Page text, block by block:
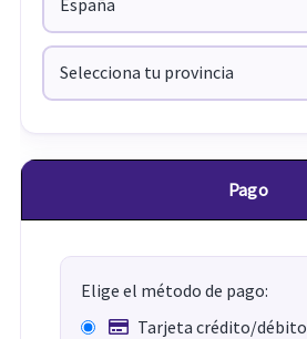
Pago
Elige el método de pago:
Tarjeta crédito/débito